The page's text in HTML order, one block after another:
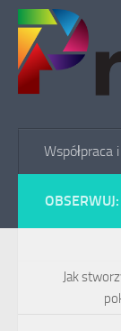
Skip to content
OBSERWUJ:
Jak